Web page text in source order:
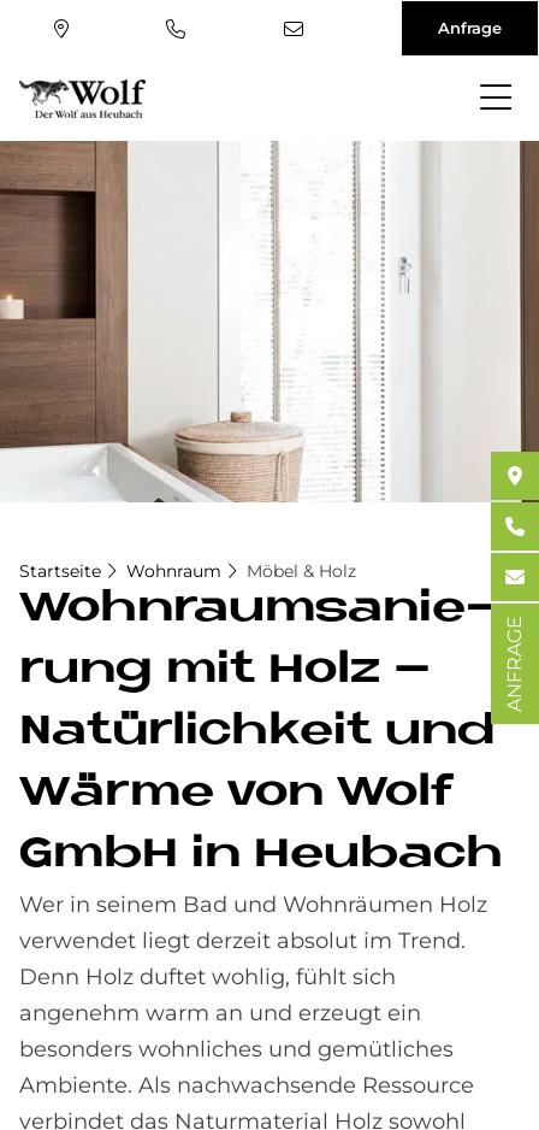
Direkt
zum
Inhalt
Anfrage
Startseite Wohnraum Möbel & Holz
Wohn­raumsa­nie­
rung mit Holz –
Na­tür­lich­keit und
Wär­me von Wolf
GmbH in Heu­bach
Wer in seinem Bad und Wohnräumen Holz
verwendet liegt derzeit absolut im Trend.
Denn Holz duftet wohlig, fühlt sich
angenehm warm an und erzeugt ein
besonders wohnliches und gemütliches
Ambiente. Als nachwachsende Ressource
verbindet das Naturmaterial Holz sowohl
ANFRAGE